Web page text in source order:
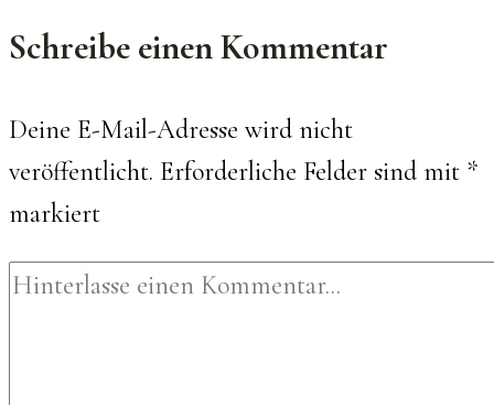
Danny
Schreibe einen Kommentar
Deine E-Mail-Adresse wird nicht
veröffentlicht. Erforderliche Felder sind mit *
markiert